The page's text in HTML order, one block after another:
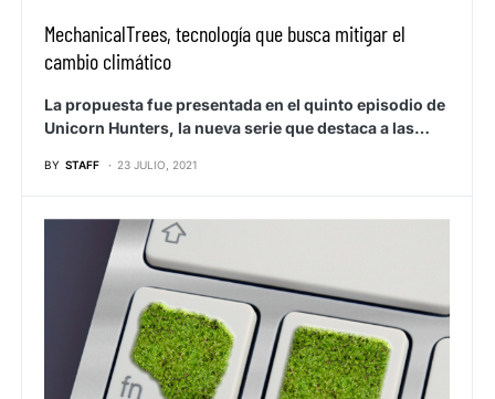
MechanicalTrees, tecnología que busca mitigar el
cambio climático
La propuesta fue presentada en el quinto episodio de
Unicorn Hunters, la nueva serie que destaca a las…
BY STAFF 23 JULIO, 2021